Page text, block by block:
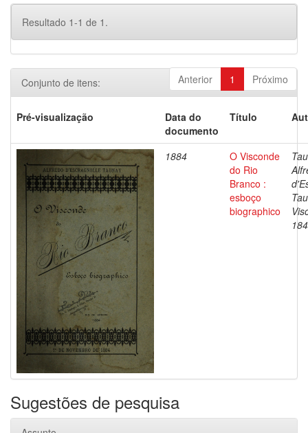
Resultado 1-1 de 1.
Anterior 1 Próximo
Conjunto de itens:
Pré-visualização
Data do
documento
Título
1884
O Visconde
do Rio
Branco :
esboço
biographico
Sugestões de pesquisa